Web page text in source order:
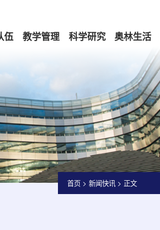
伍 教学管理 科学研究 奥林生活
首页> 新闻快讯> 正文